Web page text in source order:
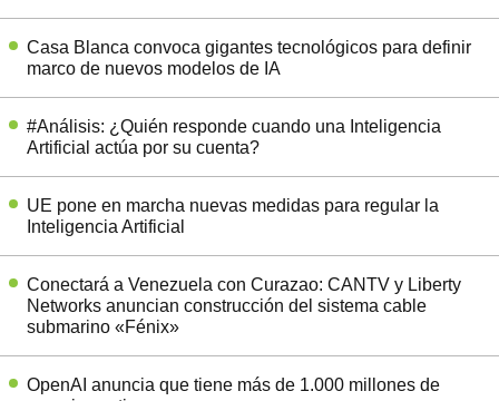
Casa Blanca convoca gigantes tecnológicos para definir
marco de nuevos modelos de IA
#Análisis: ¿Quién responde cuando una Inteligencia
Artificial actúa por su cuenta?
UE pone en marcha nuevas medidas para regular la
Inteligencia Artificial
Conectará a Venezuela con Curazao: CANTV y Liberty
Networks anuncian construcción del sistema cable
submarino «Fénix»
OpenAI anuncia que tiene más de 1.000 millones de